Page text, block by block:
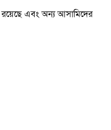
রয়েছে এবং অন্য আসামিদের